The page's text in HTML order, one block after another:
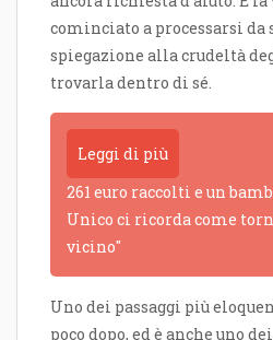
cominciato a processarsi da
spiegazione alla crudeltà
trovarla dentro di sé.
Leggi di più
261 euro raccolti e un
Unico ci ricorda come
vicino"
Uno dei passaggi più
poco dopo, ed è anche uno